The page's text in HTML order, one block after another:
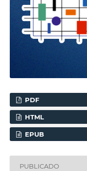
PDF
HTML
EPUB
PUBLICADO